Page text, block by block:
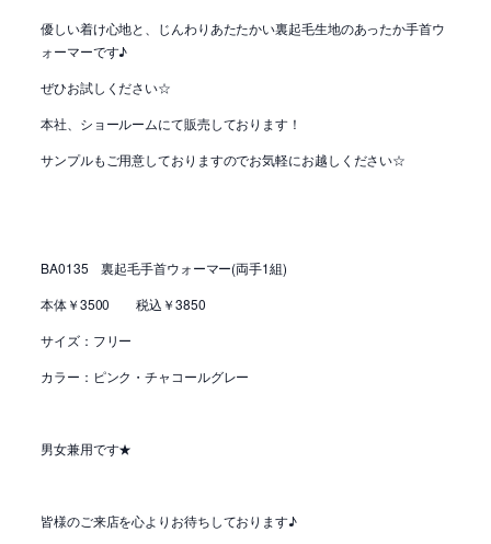
優しい着け心地と、じんわりあたたかい裏起毛生地のあったか手首ウ
ォーマーです♪
ぜひお試しください☆
本社、ショールームにて販売しております！
サンプルもご用意しておりますのでお気軽にお越しください☆
BA0135 裏起毛手首ウォーマー(両手1組)
本体￥3500 税込￥3850
サイズ：フリー
カラー：ピンク・チャコールグレー
男女兼用です★
皆様のご来店を心よりお待ちしております♪